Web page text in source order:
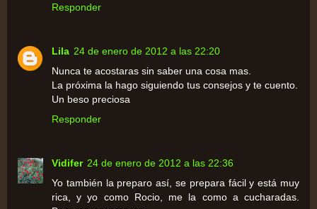
Responder
Lila 24 de enero de 2012 a las 22:20
Nunca te acostaras sin saber una cosa mas.
La próxima la hago siguiendo tus consejos y te cuento.
Un beso preciosa
Responder
Vidifer 24 de enero de 2012 a las 22:36
Yo también la preparo así, se prepara fácil y está muy
rica, y yo como Rocio, me la como a cucharadas.